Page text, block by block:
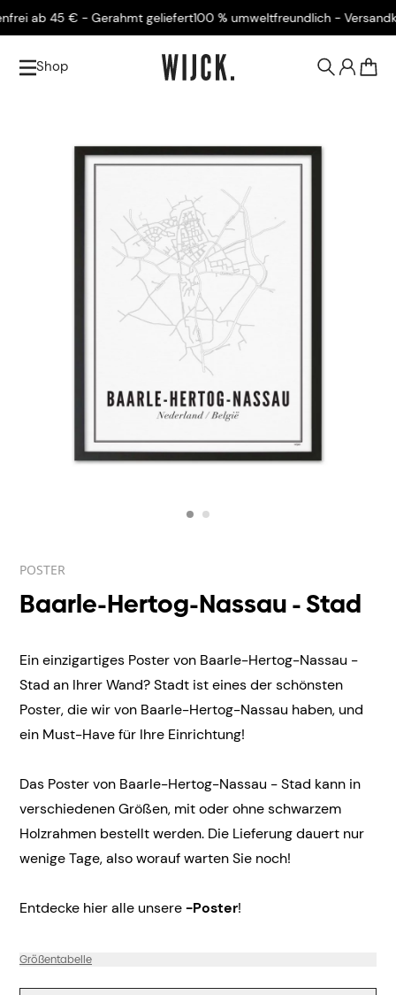
ab 45 € - Gerahmt geliefert100 % umweltfreundlich -
Shop
POSTER
Baarle-Hertog-Nassau - Stad
Ein einzigartiges Poster von Baarle-Hertog-Nassau -
Stad an Ihrer Wand? Stadt ist eines der schönsten
Poster, die wir von Baarle-Hertog-Nassau haben, und
ein Must-Have für Ihre Einrichtung!
Das Poster von Baarle-Hertog-Nassau - Stad kann in
verschiedenen Größen, mit oder ohne schwarzem
Holzrahmen bestellt werden. Die Lieferung dauert nur
wenige Tage, also worauf warten Sie noch!
Entdecke hier alle unsere-Poster!
Größentabelle